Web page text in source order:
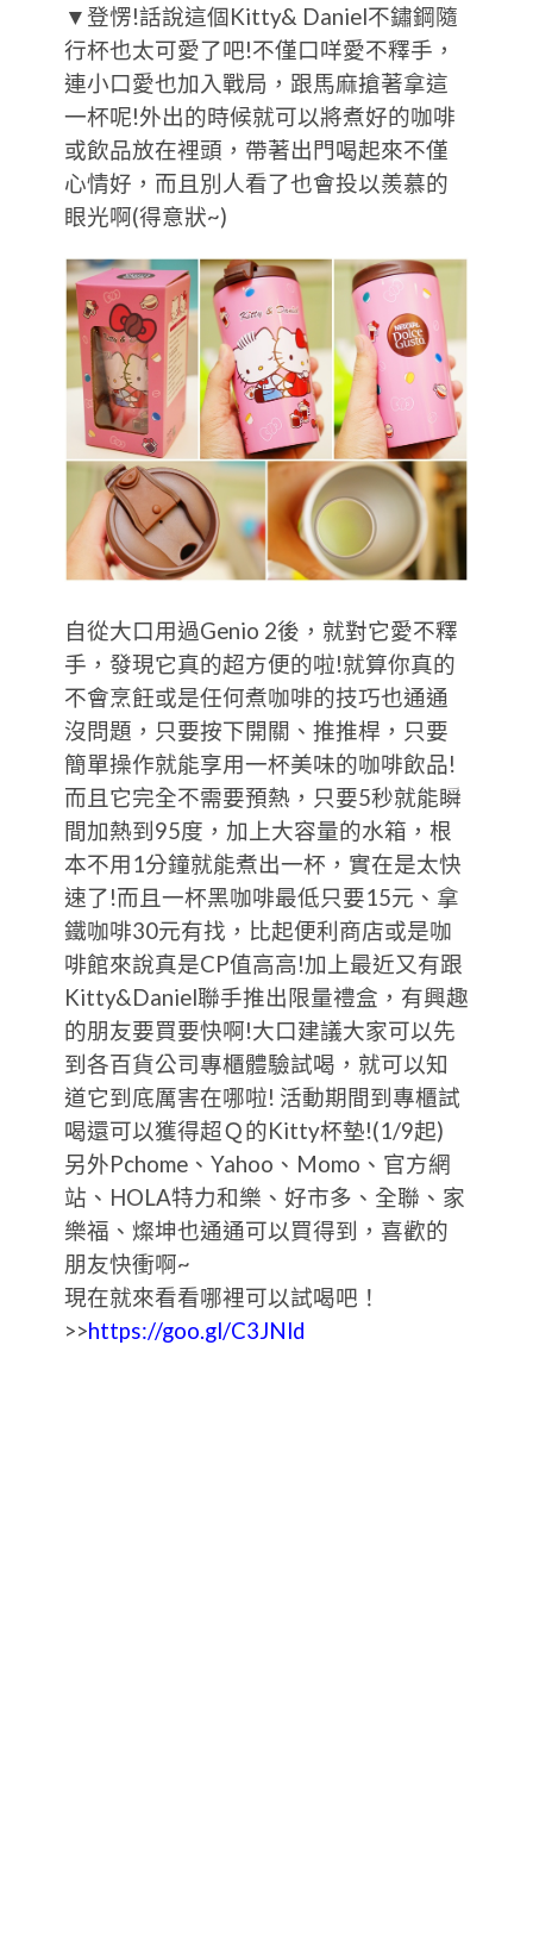
▼登愣!話說這個Kitty& Daniel不鏽鋼隨
行杯也太可愛了吧!不僅口咩愛不釋手，
連小口愛也加入戰局，跟馬麻搶著拿這
一杯呢!外出的時候就可以將煮好的咖啡
或飲品放在裡頭，帶著出門喝起來不僅
心情好，而且別人看了也會投以羨慕的
眼光啊(得意狀~)
自從大口用過Genio 2後，就對它愛不釋
手，發現它真的超方便的啦!就算你真的
不會烹飪或是任何煮咖啡的技巧也通通
沒問題，只要按下開關、推推桿，只要
簡單操作就能享用一杯美味的咖啡飲品!
而且它完全不需要預熱，只要5秒就能瞬
間加熱到95度，加上大容量的水箱，根
本不用1分鐘就能煮出一杯，實在是太快
速了!而且一杯黑咖啡最低只要15元、拿
鐵咖啡30元有找，比起便利商店或是咖
啡館來說真是CP值高高!加上最近又有跟
Kitty&Daniel聯手推出限量禮盒，有興趣
的朋友要買要快啊!大口建議大家可以先
到各百貨公司專櫃體驗試喝，就可以知
道它到底厲害在哪啦! 活動期間到專櫃試
喝還可以獲得超Ｑ的Kitty杯墊!(1/9起)
另外Pchome、Yahoo、Momo、官方網
站、HOLA特力和樂、好市多、全聯、家
樂福、燦坤也通通可以買得到，喜歡的
朋友快衝啊~
現在就來看看哪裡可以試喝吧！
>>https://goo.gl/C3JNld